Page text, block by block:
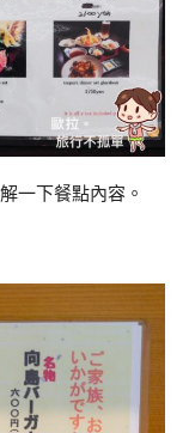
一下餐點內容。